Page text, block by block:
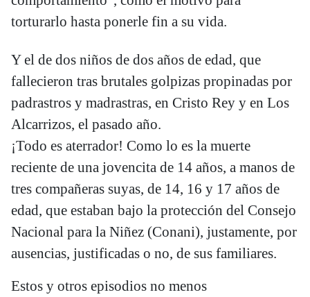
torturarlo hasta ponerle fin a su vida.
Y el de dos niños de dos años de edad, que
fallecieron tras brutales golpizas propinadas por
padrastros y madrastras, en Cristo Rey y en Los
Alcarrizos, el pasado año.
¡Todo es aterrador! Como lo es la muerte
reciente de una jovencita de 14 años, a manos de
tres compañeras suyas, de 14, 16 y 17 años de
edad, que estaban bajo la protección del Consejo
Nacional para la Niñez (Conani), justamente, por
ausencias, justificadas o no, de sus familiares.
Estos y otros episodios no menos